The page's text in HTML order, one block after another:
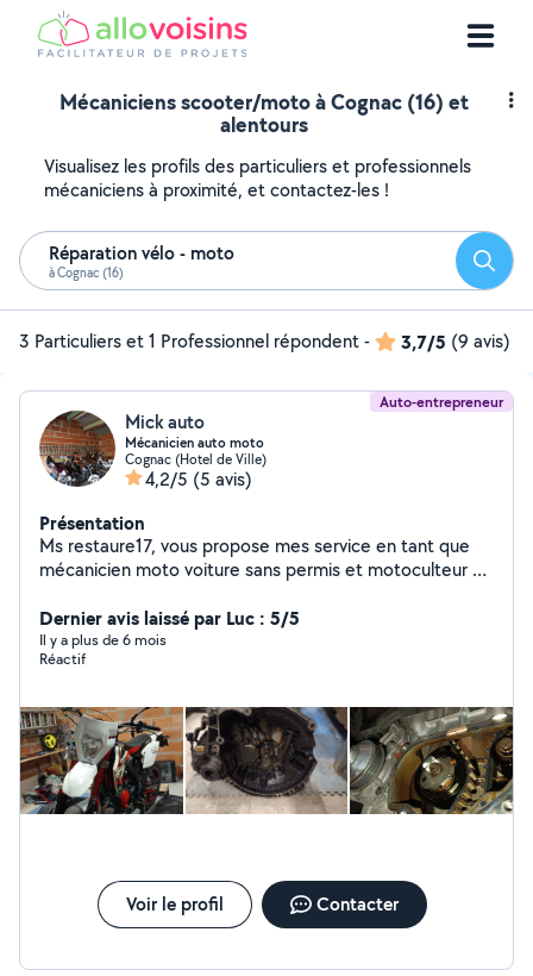
Mécaniciens scooter/moto à Cognac (16) et
alentours
Visualisez les profils des particuliers et professionnels
mécaniciens à proximité, et contactez-les !
Réparation vélo - moto
à Cognac (16)
3 Particuliers et 1 Professionnel répondent- 3,7/5 (9 avis)
Auto-entrepreneur
Mick auto
Mécanicien auto moto
Cognac (Hotel de Ville)
4,2/5 (5 avis)
Présentation
Ms restaure17, vous propose mes service en tant que
mécanicien moto voiture sans permis et motoculteur Si
votre disposition cordialement.
Dernier avis laissé par Luc : 5/5
Il y a plus de 6 mois
Réactif
Voir le profil Contacter